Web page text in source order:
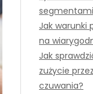
Jak warunki
na
Jak
zużycie
czuwania?